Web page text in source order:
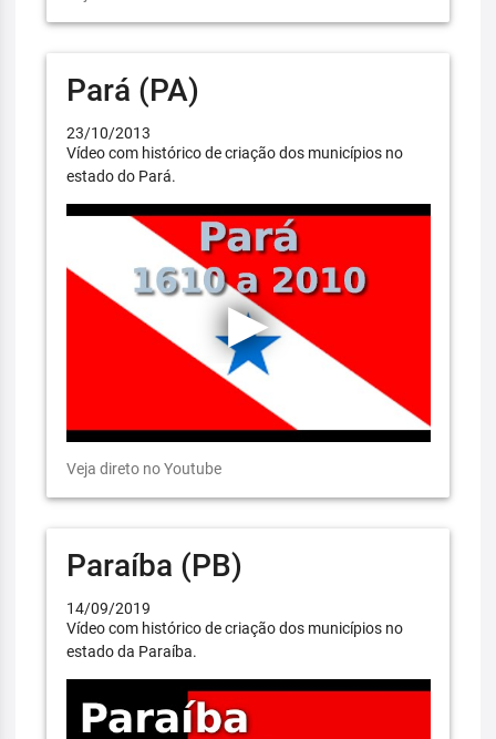
Pará (PA)
23/10/2013
Vídeo com histórico de criação dos municípios no
estado do Pará.
Veja direto no Youtube
Paraíba (PB)
14/09/2019
Vídeo com histórico de criação dos municípios no
estado da Paraíba.